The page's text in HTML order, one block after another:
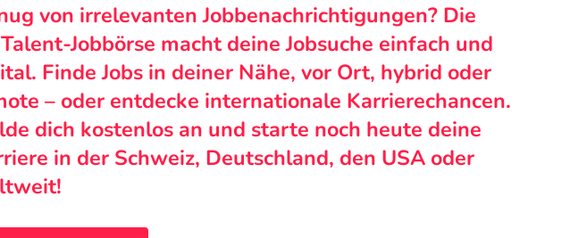
von irrelevanten Jobbenachrichtigungen? Die
Jobbörse macht deine Jobsuche einfach und
Finde Jobs in deiner Nähe, vor Ort, hybrid oder
– oder entdecke internationale Karrierechancen.
dich kostenlos an und starte noch heute deine
in der Schweiz, Deutschland, den USA oder